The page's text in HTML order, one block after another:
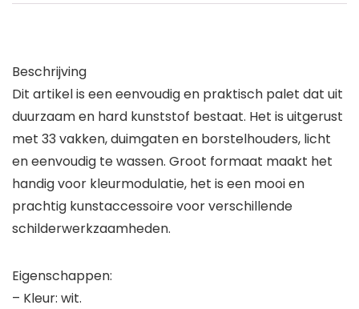
Beschrijving
Dit artikel is een eenvoudig en praktisch palet dat uit
duurzaam en hard kunststof bestaat. Het is uitgerust
met 33 vakken, duimgaten en borstelhouders, licht
en eenvoudig te wassen. Groot formaat maakt het
handig voor kleurmodulatie, het is een mooi en
prachtig kunstaccessoire voor verschillende
schilderwerkzaamheden.
Eigenschappen:
– Kleur: wit.